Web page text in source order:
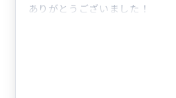
ありがとうございました！